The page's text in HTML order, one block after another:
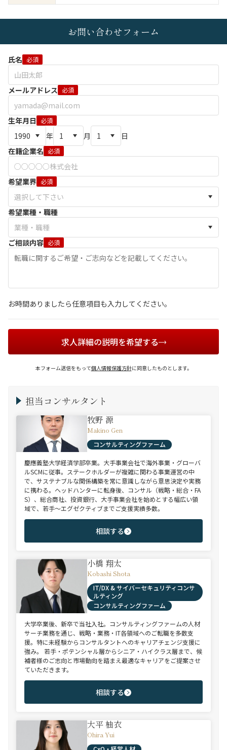
お問い合わせフォーム
氏名 必須
メールアドレス 必須
生年月日 必須
年 月
日
在籍企業名 必須
希望業界 必須
希望業種・職種
ご相談内容 必須
お時間ありましたら任意項目も入力してください。
求人詳細の説明を希望する
本フォーム送信をもって個人情報保護方針に同意したものとします。
担当コンサルタント
牧野 源
Makino Gen
コンサルティングファーム
慶應義塾大学経済学部卒業。大手事業会社で海外事業・グローバ
ルSCMに従事。ステークホルダーが複雑に関わる事業運営の中
で、サステナブルな関係構築を常に意識しながら意思決定や実務
に携わる。ヘッドハンターに転身後、コンサル（戦略・総合・FA
S）、総合商社、投資銀行、大手事業会社を始めとする幅広い領
域で、若手～エグゼクティブまでご支援実績多数。
相談する
小橋 翔太
Kobashi Shota
IT/DX & サイバーセキュリティコンサ
ルティング
コンサルティングファーム
大学卒業後、新卒で当社入社。コンサルティングファームの人材
サーチ業務を通じ、戦略・業務・IT各領域へのご転職を多数支
援。特に未経験からコンサルタントへのキャリアチェンジ支援に
強み。 若手・ポテンシャル層からシニア・ハイクラス層まで、候
補者様のご志向と市場動向を踏まえ最適なキャリアをご提案させ
ていただきます。
相談する
大平 柚衣
Ohira Yui